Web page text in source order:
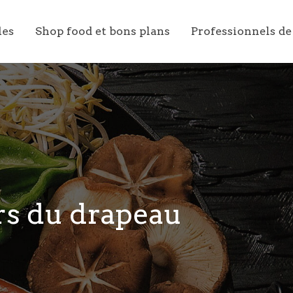
Shop food et bons plans Professionnels
du drapeau